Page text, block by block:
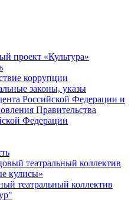
проект «Культура»
коррупции
законы, указы
Российской Федерации и
Правительства
Федерации
театральный коллектив
кулисы»
театральный коллектив